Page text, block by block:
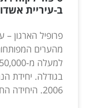
ב-עיריית
פרופיל הארגון –
מהערים
בגודלה. יחידת
2006. היחידה החלה את דרכה ללא